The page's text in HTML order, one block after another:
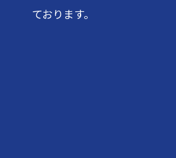
ております。